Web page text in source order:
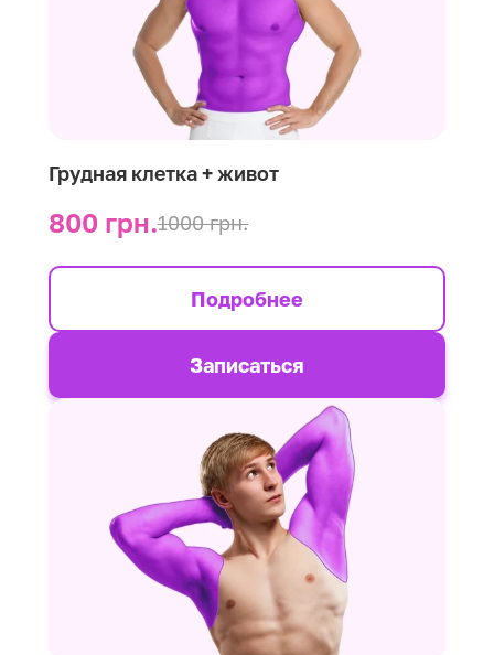
Грудная клетка + живот
800 грн.1000 грн.
Подробнее
Записаться